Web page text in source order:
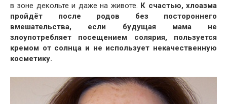
в зоне декольте и даже на животе. К счастью, хлоазма
пройдёт после родов без постороннего
вмешательства, если будущая мама не
злоупотребляет посещением солярия, пользуется
кремом от солнца и не использует некачественную
косметику.